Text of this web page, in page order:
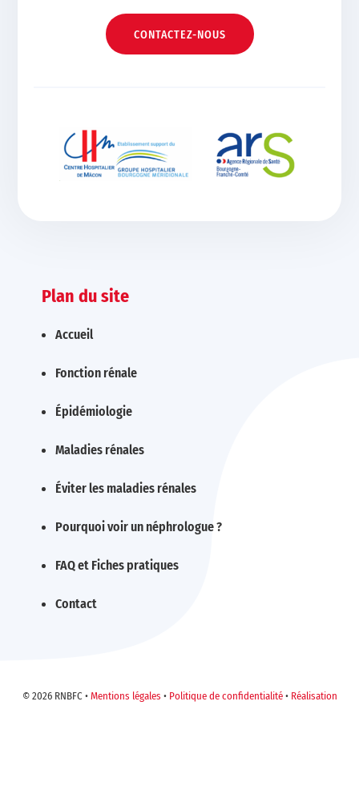
CONTACTEZ-NOUS
Plan du site
Accueil
Fonction rénale
Épidémiologie
Maladies rénales
Éviter les maladies rénales
Pourquoi voir un néphrologue ?
FAQ et Fiches pratiques
Contact
© 2026RNBFC • Mentions légales • Politique de confidentialité• Réalisation